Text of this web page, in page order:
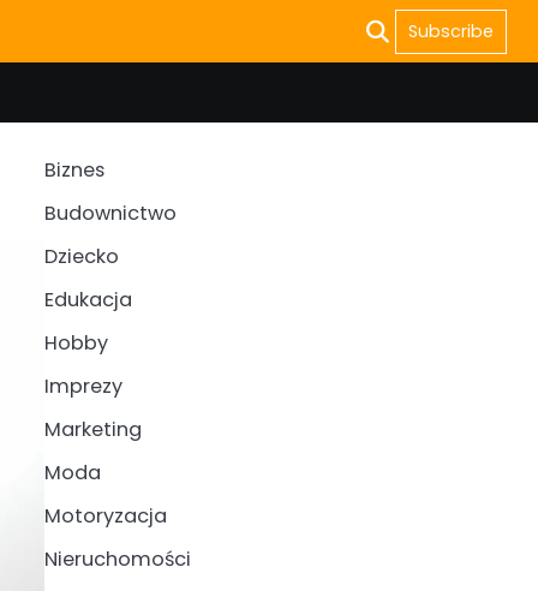
Subscribe
Biznes
Budownictwo
Dziecko
Edukacja
Hobby
Imprezy
Marketing
Moda
Motoryzacja
Nieruchomości